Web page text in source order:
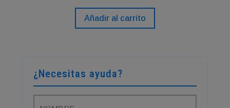
Añadir al carrito
¿Necesitas ayuda?